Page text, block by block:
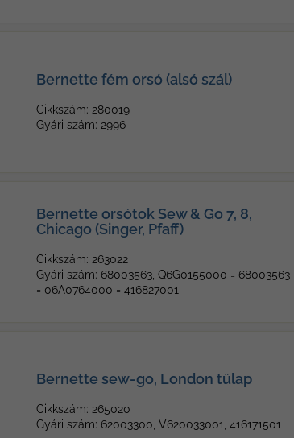
Bernette fém orsó (alsó szál)
Cikkszám: 280019
Gyári szám: 2996
Bernette orsótok Sew & Go 7, 8,
Chicago (Singer, Pfaff)
Cikkszám: 263022
Gyári szám: 68003563, Q6G0155000 = 68003563
= 06A0764000 = 416827001
Bernette sew-go, London tűlap
Cikkszám: 265020
Gyári szám: 62003300, V620033001, 416171501